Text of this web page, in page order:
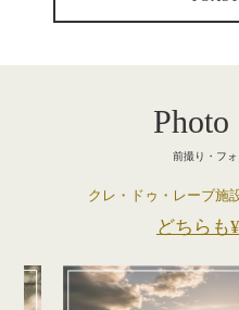
Photo
前撮り・フ
クレ・ドゥ・レーブ施
どちらも